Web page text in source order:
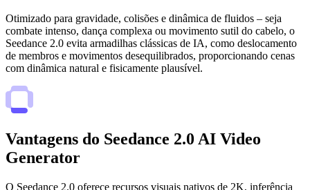
Otimizado para gravidade, colisões e dinâmica de fluidos – seja
combate intenso, dança complexa ou movimento sutil do cabelo, o
Seedance 2.0 evita armadilhas clássicas de IA, como deslocamento
de membros e movimentos desequilibrados, proporcionando cenas
com dinâmica natural e fisicamente plausível.
Vantagens do Seedance 2.0 AI Video
Generator
O Seedance 2.0 oferece recursos visuais nativos de 2K, inferência